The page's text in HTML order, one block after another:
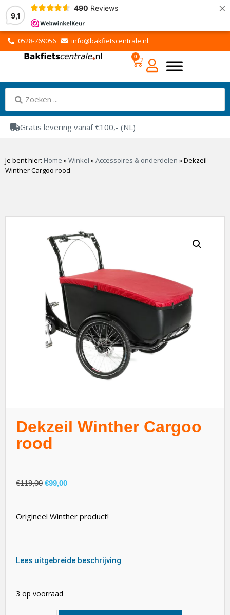
9,1
490 Reviews ×
0528-769056 info@bakfietscentrale.nl
0
Gratis levering vanaf €100,- (NL)
Je bent hier: Home »Winkel »Accessoires & onderdelen »Dekzeil
Winther Cargoo rood
Dekzeil Winther Cargoo
rood
€119,00 €99,00
Origineel Winther product!
Lees uitgebreide beschrijving
3 op voorraad